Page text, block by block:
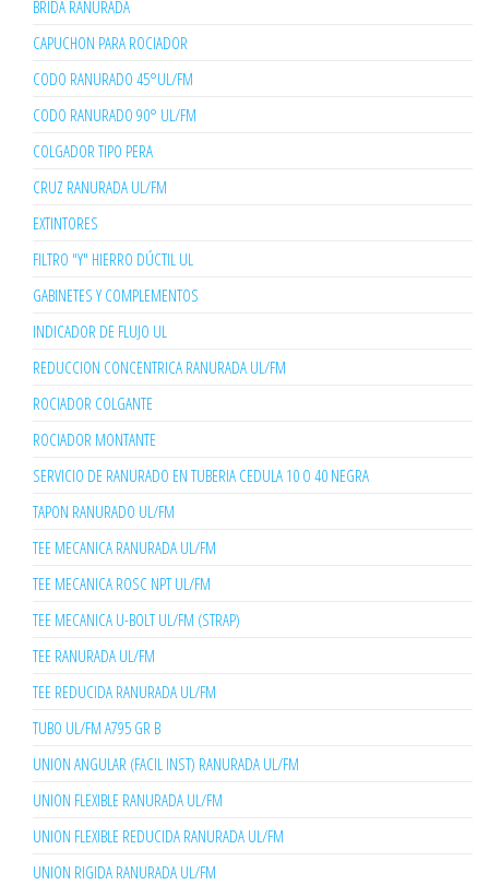
BRIDA RANURADA
CAPUCHON PARA ROCIADOR
CODO RANURADO 45°UL/FM
CODO RANURADO 90° UL/FM
COLGADOR TIPO PERA
CRUZ RANURADA UL/FM
EXTINTORES
FILTRO "Y" HIERRO DÚCTIL UL
GABINETES Y COMPLEMENTOS
INDICADOR DE FLUJO UL
REDUCCION CONCENTRICA RANURADA UL/FM
ROCIADOR COLGANTE
ROCIADOR MONTANTE
SERVICIO DE RANURADO EN TUBERIA CEDULA 10 O 40 NEGRA
TAPON RANURADO UL/FM
TEE MECANICA RANURADA UL/FM
TEE MECANICA ROSC NPT UL/FM
TEE MECANICA U-BOLT UL/FM (STRAP)
TEE RANURADA UL/FM
TEE REDUCIDA RANURADA UL/FM
TUBO UL/FM A795 GR B
UNION ANGULAR (FACIL INST) RANURADA UL/FM
UNION FLEXIBLE RANURADA UL/FM
UNION FLEXIBLE REDUCIDA RANURADA UL/FM
UNION RIGIDA RANURADA UL/FM